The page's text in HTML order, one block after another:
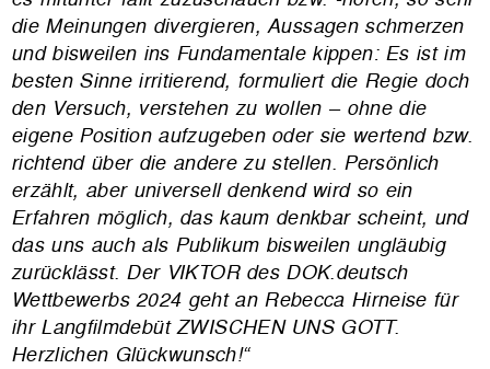
die Meinungen divergieren, Aussagen schmerzen
und bisweilen ins Fundamentale kippen: Es ist im
besten Sinne irritierend, formuliert die Regie doch
den Versuch, verstehen zu wollen – ohne die
eigene Position aufzugeben oder sie wertend bzw.
richtend über die andere zu stellen. Persönlich
erzählt, aber universell denkend wird so ein
Erfahren möglich, das kaum denkbar scheint, und
das uns auch als Publikum bisweilen ungläubig
zurücklässt. Der VIKTOR des DOK.deutsch
Wettbewerbs 2024 geht an Rebecca Hirneise für
ihr Langfilmdebüt ZWISCHEN UNS GOTT.
Herzlichen Glückwunsch!“